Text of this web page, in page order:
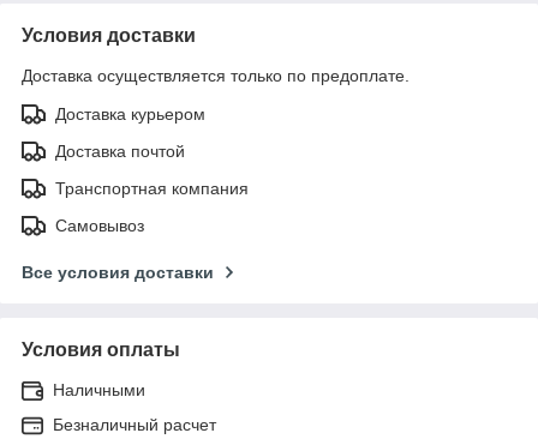
Условия доставки
Доставка осуществляется только по предоплате.
Доставка курьером
Доставка почтой
Транспортная компания
Самовывоз
Все условия доставки
Условия оплаты
Наличными
Безналичный расчет